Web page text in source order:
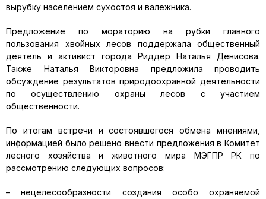
вырубку населением сухостоя и валежника.
Предложение по мораторию на рубки главного
пользования хвойных лесов поддержала общественный
деятель и активист города Риддер Наталья Денисова.
Также Наталья Викторовна предложила проводить
обсуждение результатов природоохранной деятельности
по осуществлению охраны лесов с участием
общественности.
По итогам встречи и состоявшегося обмена мнениями,
информацией было решено внести предложения в Комитет
лесного хозяйства и животного мира МЭГПР РК по
рассмотрению следующих вопросов:
– нецелесообразности создания особо охраняемой